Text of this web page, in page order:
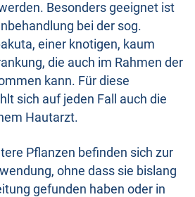
Besonders geeignet ist
bei der sog.
einer knotigen, kaum
die auch im Rahmen der
kann. Für diese
sich auf jeden Fall auch die
Hautarzt.
Pflanzen befinden sich zur
ohne dass sie bislang
gefunden haben oder in